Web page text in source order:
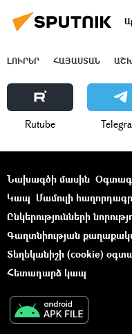
ԼՈՒՐԵՐ ՀԱՅԱՍՏԱՆ
Rutube
Նախագծի մասին
Կապ Մամուլի
Ընկերությունների
Գաղտնիության
Տեղեկանիշի (cookie)
Հետադարձ կապ